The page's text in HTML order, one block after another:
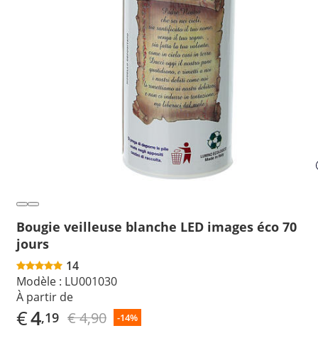
Bougie veilleuse blanche LED images éco 70
jours
14
Modèle : LU001030
À partir de
€4,19 € 4,90 -14%